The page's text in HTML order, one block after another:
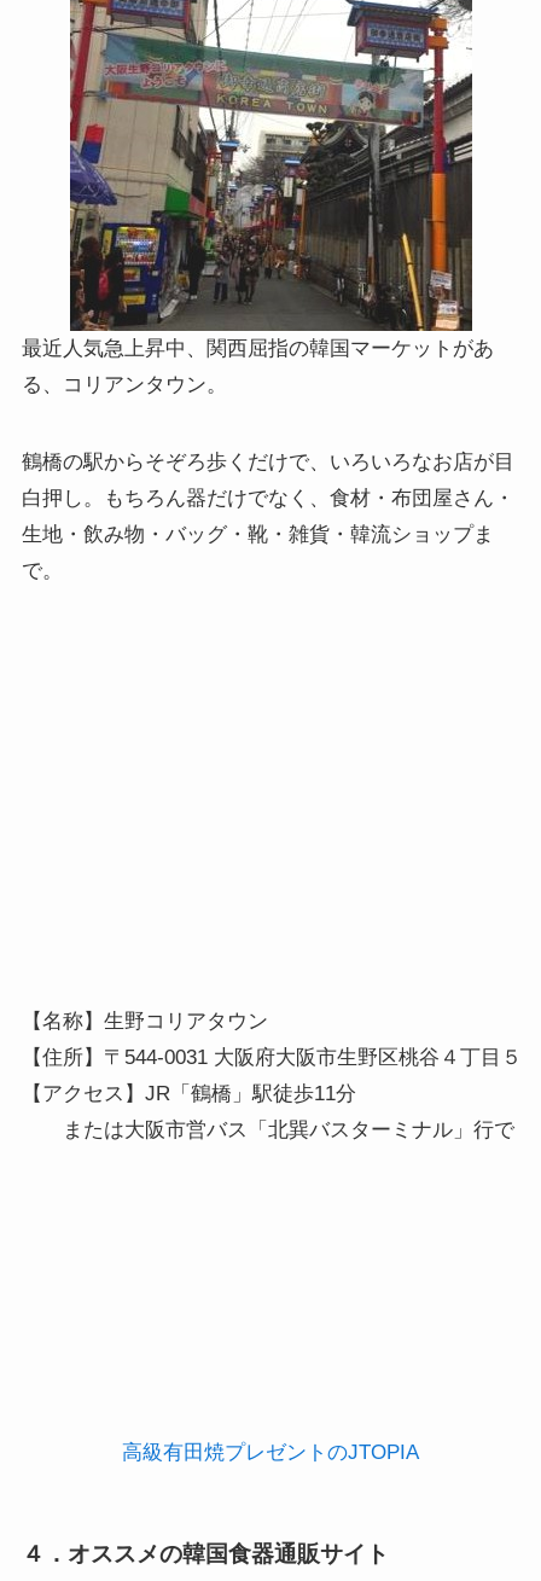
最近人気急上昇中、関西屈指の韓国マーケットがあ
る、コリアンタウン。
鶴橋の駅からそぞろ歩くだけで、いろいろなお店が目
白押し。もちろん器だけでなく、食材・布団屋さん・
生地・飲み物・バッグ・靴・雑貨・韓流ショップま
で。
【名称】生野コリアタウン
【住所】〒544-0031 大阪府大阪市生野区桃谷４丁目５−
【アクセス】JR「鶴橋」駅徒歩11分
または大阪市営バス「北巽バスターミナル」行で「
高級有田焼プレゼントのJTOPIA
４．オススメの韓国食器通販サイト